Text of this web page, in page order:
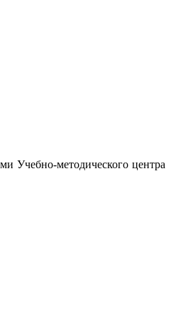
Учебно-методического центра